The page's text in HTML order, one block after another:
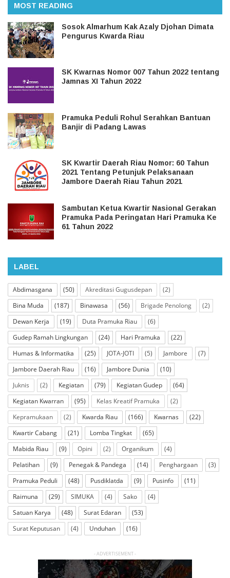
MOST READING
Sosok Almarhum Kak Azaly Djohan Dimata
Pengurus Kwarda Riau
SK Kwarnas Nomor 007 Tahun 2022 tentang
Jamnas XI Tahun 2022
Pramuka Peduli Rohul Serahkan Bantuan
Banjir di Padang Lawas
SK Kwartir Daerah Riau Nomor: 60 Tahun
2021 Tentang Petunjuk Pelaksanaan
Jambore Daerah Riau Tahun 2021
Sambutan Ketua Kwartir Nasional Gerakan
Pramuka Pada Peringatan Hari Pramuka Ke
61 Tahun 2022
LABEL
Abdimasgana (50) Akreditasi Gugusdepan
(2)
Bina Muda
(187) Binawasa (56) Brigade Penolong
(2)
Dewan Kerja
(19) Duta Pramuka Riau
(6)
Gudep Ramah Lingkungan
(24) Hari Pramuka
(22)
Humas & Informatika
(25) JOTA-JOTI (5) Jambore
(7)
Jambore Daerah Riau
(16) Jambore Dunia
(10)
Juknis
(2) Kegiatan (79) Kegiatan Gudep
(64)
Kegiatan Kwarran
(95) Kelas Kreatif Pramuka
(2)
Kepramukaan
(2) Kwarda Riau (166) Kwarnas
(22)
Kwartir Cabang
(21) Lomba Tingkat
(65)
Mabida Riau
(9) Opini (2) Organikum
(4)
Pelatihan
(9) Penegak & Pandega (14) Penghargaan
(3)
Pramuka Peduli
(48) Pusdiklatda (9) Pusinfo
(11)
Raimuna
(29) SIMUKA (4) Sako
(4)
Satuan Karya
(48) Surat Edaran
(53)
Surat Keputusan
(4) Unduhan (16)
- ADVERTISEMENT -